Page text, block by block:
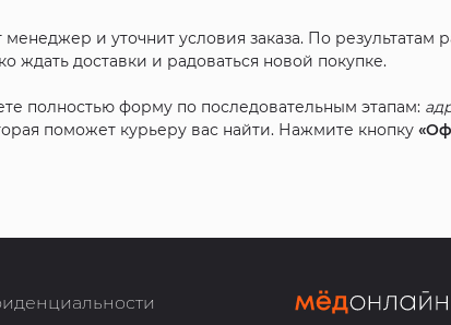
и уточнит условия заказа. По результатам
ждать доставки и радоваться новой покупке.
полностью форму по последовательным этапам:
поможет курьеру вас найти. Нажмите кнопку